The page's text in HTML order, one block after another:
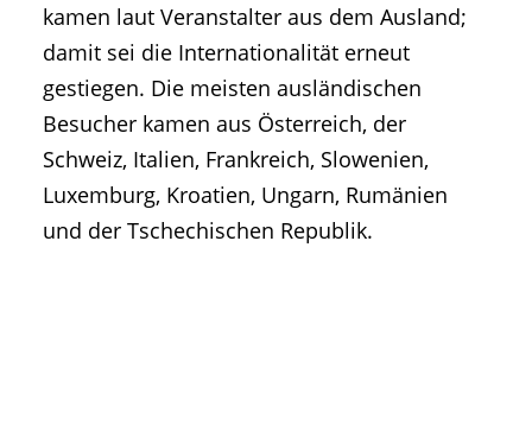
kamen laut Veranstalter aus dem Ausland;
damit sei die Internationalität erneut
gestiegen. Die meisten ausländischen
Besucher kamen aus Österreich, der
Schweiz, Italien, Frankreich, Slowenien,
Luxemburg, Kroatien, Ungarn, Rumänien
und der Tschechischen Republik.